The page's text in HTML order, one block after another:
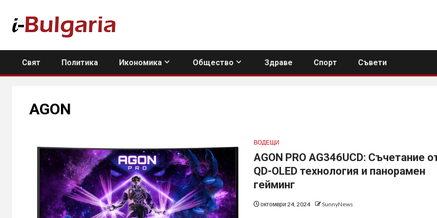
content
Свят Политика Икономика Общество Здраве Спорт Съвети
AGON
ВОДЕЩИ
AGON PRO AG346UCD: Съчетание
QD-OLED технология и панорамен
гейминг
октомври 24, 2024 SunnyNews